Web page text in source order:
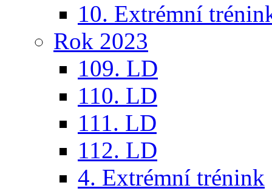
10. Extrémní
Rok 2023
109. LD
110. LD
111. LD
112. LD
4. Extrémní trénink